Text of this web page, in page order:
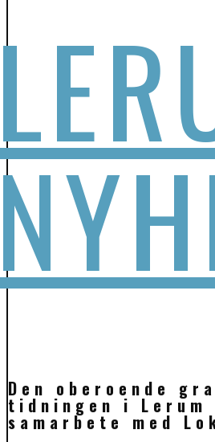
Den oberoende
tidningen i Lerum
samarbete med